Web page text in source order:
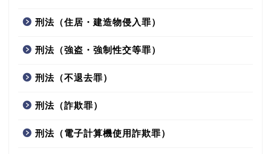
刑法（住居・建造物侵入罪）
刑法（強盗・強制性交等罪）
刑法（不退去罪）
刑法（詐欺罪）
刑法（電子計算機使用詐欺罪）